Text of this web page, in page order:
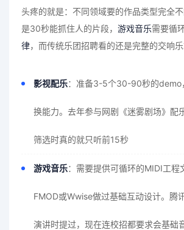
头疼的就是：不同领域要的作品类型完全不
是30秒能抓住人的片段， 游戏音乐需要循
律，而传统乐团招聘看的还是完整的交响乐
影视配乐：准备3-5个30-90秒的demo
换能力。去年参与网剧《迷雾剧场》配
筛选时真的就只听前15秒
游戏音乐：需要提供可循环的MIDI工程
FMOD或Wwise做过基础互动设计。腾
演讲时提过，现在连校招都要求会基础